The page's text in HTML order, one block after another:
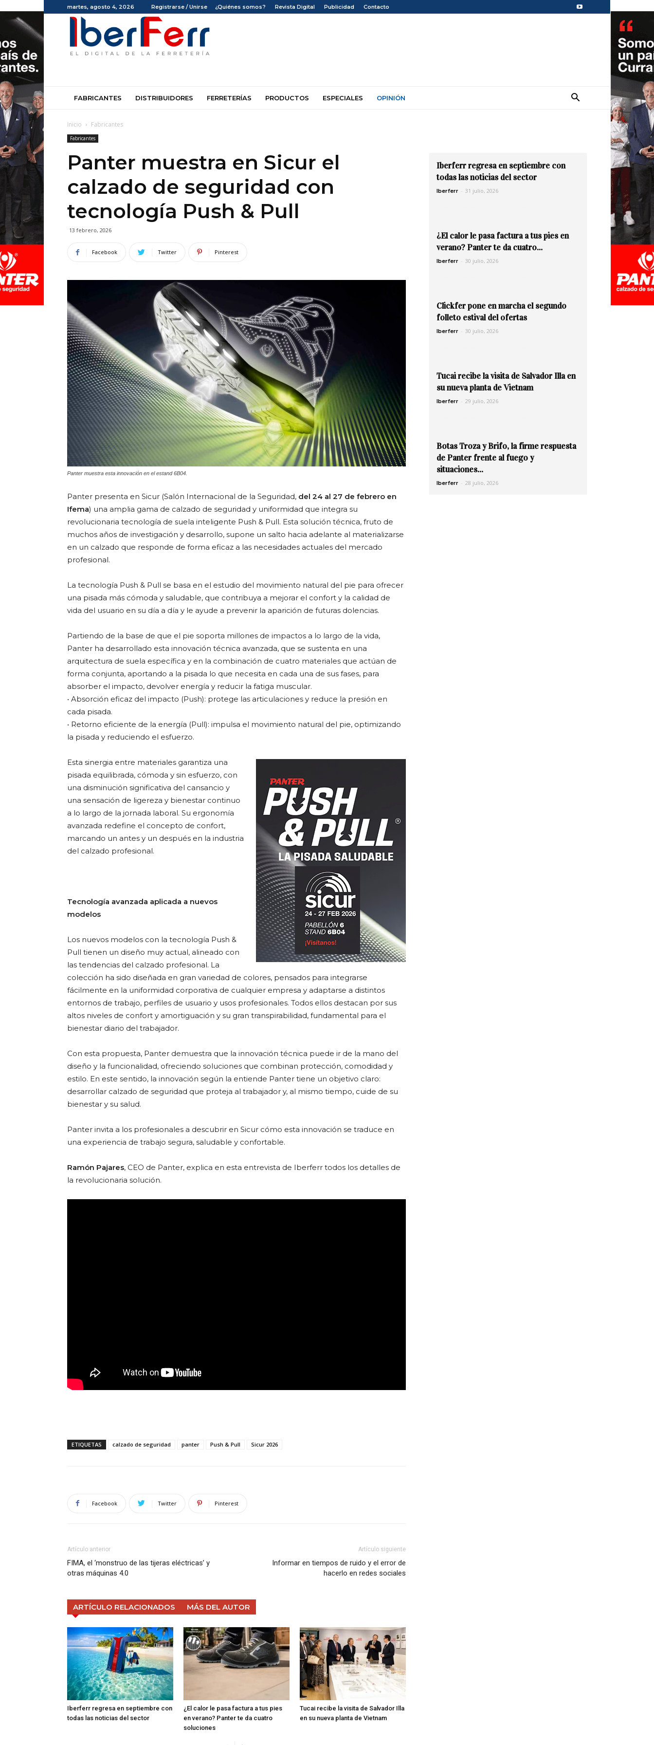
martes, agosto 4, 2026 Registrarse / Unirse ¿Quiénes somos? Revista Digital Publicidad Contacto
Iberferr
FABRICANTES DISTRIBUIDORES FERRETERÍAS PRODUCTOS ESPECIALES OPINIÓN
Inicio Fabricantes
Fabricantes
Panter muestra en Sicur el
calzado de seguridad con
tecnología Push & Pull
13 febrero, 2026
Facebook Twitter Pinterest
Panter muestra esta innovación en el estand 6B04.
Panter presenta en Sicur (Salón Internacional de la Seguridad, del 24 al 27 de febrero en
Ifema) una amplia gama de calzado de seguridad y uniformidad que integra su
revolucionaria tecnología de suela inteligente Push & Pull. Esta solución técnica, fruto de
muchos años de investigación y desarrollo, supone un salto hacia adelante al materializarse
en un calzado que responde de forma eficaz a las necesidades actuales del mercado
profesional.
La tecnología Push & Pull se basa en el estudio del movimiento natural del pie para ofrecer
una pisada más cómoda y saludable, que contribuya a mejorar el confort y la calidad de
vida del usuario en su día a día y le ayude a prevenir la aparición de futuras dolencias.
Partiendo de la base de que el pie soporta millones de impactos a lo largo de la vida,
Panter ha desarrollado esta innovación técnica avanzada, que se sustenta en una
arquitectura de suela específica y en la combinación de cuatro materiales que actúan de
forma conjunta, aportando a la pisada lo que necesita en cada una de sus fases, para
absorber el impacto, devolver energía y reducir la fatiga muscular.
• Absorción eficaz del impacto (Push): protege las articulaciones y reduce la presión en
cada pisada.
• Retorno eficiente de la energía (Pull): impulsa el movimiento natural del pie, optimizando
la pisada y reduciendo el esfuerzo.
Esta sinergia entre materiales garantiza una
pisada equilibrada, cómoda y sin esfuerzo, con
una disminución significativa del cansancio y
una sensación de ligereza y bienestar continuo
a lo largo de la jornada laboral. Su ergonomía
avanzada redefine el concepto de confort,
marcando un antes y un después en la industria
del calzado profesional.
Tecnología avanzada aplicada a nuevos
modelos
Los nuevos modelos con la tecnología Push &
Pull tienen un diseño muy actual, alineado con
las tendencias del calzado profesional. La
colección ha sido diseñada en gran variedad de colores, pensados para integrarse
fácilmente en la uniformidad corporativa de cualquier empresa y adaptarse a distintos
entornos de trabajo, perfiles de usuario y usos profesionales. Todos ellos destacan por sus
altos niveles de confort y amortiguación y su gran transpirabilidad, fundamental para el
bienestar diario del trabajador.
Con esta propuesta, Panter demuestra que la innovación técnica puede ir de la mano del
diseño y la funcionalidad, ofreciendo soluciones que combinan protección, comodidad y
estilo. En este sentido, la innovación según la entiende Panter tiene un objetivo claro:
desarrollar calzado de seguridad que proteja al trabajador y, al mismo tiempo, cuide de su
bienestar y su salud.
Panter invita a los profesionales a descubrir en Sicur cómo esta innovación se traduce en
una experiencia de trabajo segura, saludable y confortable.
Ramón Pajares, CEO de Panter, explica en esta entrevista de Iberferr todos los detalles de
la revolucionaria solución.
ETIQUETAS calzado de seguridad panter Push & Pull Sicur 2026
Facebook Twitter Pinterest
Artículo anterior
FIMA, el ‘monstruo de las tijeras eléctricas’ y
otras máquinas 4.0
Artículo siguiente
Informar en tiempos de ruido y el error de
hacerlo en redes sociales
ARTÍCULO RELACIONADOS MÁS DEL AUTOR
Iberferr regresa en septiembre con
todas las noticias del sector
¿El calor le pasa factura a tus pies
en verano? Panter te da cuatro
soluciones
Tucai recibe la visita de Salvador Illa
en su nueva planta de Vietnam
Iberferr regresa en septiembre con
todas las noticias del sector
Iberferr - 31 julio, 2026
¿El calor le pasa factura a tus pies en
verano? Panter te da cuatro...
Iberferr - 30 julio, 2026
Clickfer pone en marcha el segundo
folleto estival del ofertas
Iberferr - 30 julio, 2026
Tucai recibe la visita de Salvador Illa en
su nueva planta de Vietnam
Iberferr - 29 julio, 2026
Botas Troza y Brifo, la firme respuesta
de Panter frente al fuego y
situaciones...
Iberferr - 28 julio, 2026